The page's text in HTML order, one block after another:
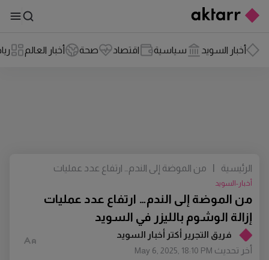
أخبار السويد سياسية اقتصاد صحة أخبار العالم
فريق التجرير أكتر أخبار السويد
أخر تحديث May 6, 2025, 18:10 PM
من الموضة إلى الندم… ارتفاع عدد عمليات
إزالة الوشوم بالليزر في السويد
أخبار-السويد
الرئيسية |
من الموضة إلى الندم… ارتفاع عدد عمليات